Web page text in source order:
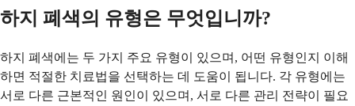
하지 폐색의 유형은 무엇입니까?
하지 폐색에는 두 가지 주요 유형이 있으며, 어떤 유형인지 이해
하면 적절한 치료법을 선택하는 데 도움이 됩니다. 각 유형에는
서로 다른 근본적인 원인이 있으며, 서로 다른 관리 전략이 필요